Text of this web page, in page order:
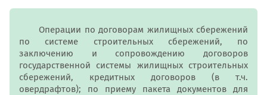
Операции по договорам жилищных сбережений
по системе строительных сбережений, по
заключению и сопровождению договоров
государственной системы жилищных строительных
сбережений, кредитных договоров (в т.ч.
овердрафтов); по приему пакета документов для